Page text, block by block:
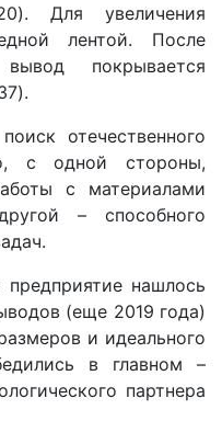
Для увеличения
лентой. После
покрывается
отечественного
с одной стороны,
с материалами
– способного
нашлось
(еще 2019 года)
и идеального
в главном –
партнера